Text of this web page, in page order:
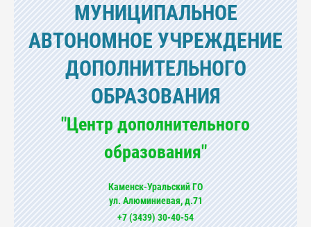
МУНИЦИПАЛЬНОЕ
АВТОНОМНОЕ УЧРЕЖДЕНИЕ
ДОПОЛНИТЕЛЬНОГО
ОБРАЗОВАНИЯ
"Центр дополнительного
образования"
Каменск-Уральский ГО
ул. Алюминиевая, д.71
+7 (3439) 30-40-54